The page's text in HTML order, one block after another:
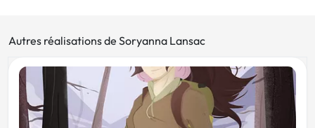
Autres réalisations de Soryanna Lansac